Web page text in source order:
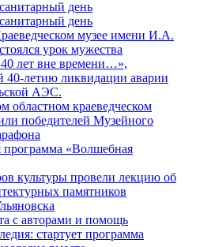
день
день
музее имени И.А.
урок мужества
лет вне времени…»,
40-летию ликвидации аварии
АЭС.
областном краеведческом
победителей Музейного
программа «Волшебная
культуры провели лекцию об
памятников
с авторами и помощь
стартует программа